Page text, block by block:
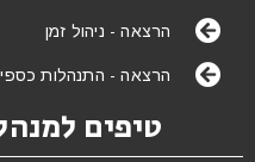
הרצאה - ניהול זמן
הרצאה - התנהלות
טיפים